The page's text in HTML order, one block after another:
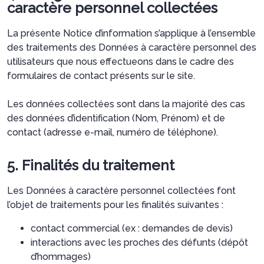
caractère personnel collectées
La présente Notice d’information s’applique à l’ensemble
des traitements des Données à caractère personnel des
utilisateurs que nous effectueons dans le cadre des
formulaires de contact présents sur le site.
Les données collectées sont dans la majorité des cas
des données d’identification (Nom, Prénom) et de
contact (adresse e-mail, numéro de téléphone).
5. Finalités du traitement
Les Données à caractère personnel collectées font
l’objet de traitements pour les finalités suivantes :
contact commercial (ex : demandes de devis)
interactions avec les proches des défunts (dépôt
d’hommages)